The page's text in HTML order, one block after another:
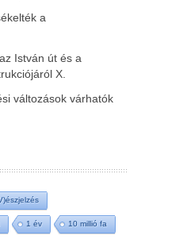
a
István út és a
X.
változások várhatók
1 év 10 millió fa